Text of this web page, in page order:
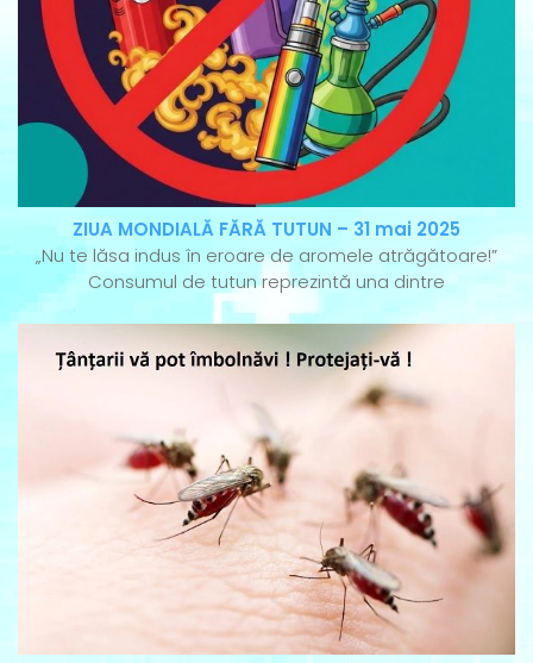
ZIUA MONDIALĂ FĂRĂ TUTUN – 31 mai 2025
„Nu te lăsa indus în eroare de aromele atrăgătoare!”
Consumul de tutun reprezintă una dintre